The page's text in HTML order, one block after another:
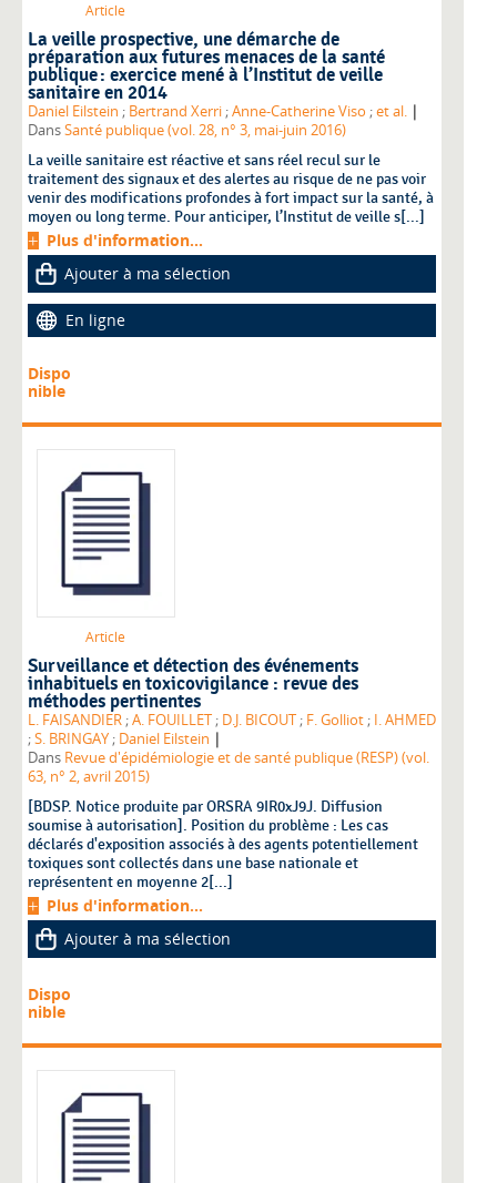
Article
La veille prospective, une démarche de
préparation aux futures menaces de la santé
publique : exercice mené à l’Institut de veille
sanitaire en 2014
Daniel Eilstein ; Bertrand Xerri ;Anne-Catherine Viso ;et al. |
DansSanté publique (vol. 28, n° 3, mai-juin 2016)
La veille sanitaire est réactive et sans réel recul sur le
traitement des signaux et des alertes au risque de ne pas voir
venir des modifications profondes à fort impact sur la santé, à
moyen ou long terme. Pour anticiper, l’Institut de veille s[...]
Plus d'information...
Ajouter à ma sélection
En ligne
Dispo
nible
Article
Surveillance et détection des événements
inhabituels en toxicovigilance : revue des
méthodes pertinentes
L. FAISANDIER;A. FOUILLET; D.J. BICOUT; F. Golliot; I. AHMED
;S. BRINGAY; Daniel Eilstein |
Dans Revue d'épidémiologie et de santé publique (RESP) (vol.
63, n° 2, avril 2015)
[BDSP. Notice produite par ORSRA 9IR0xJ9J. Diffusion
soumise à autorisation]. Position du problème : Les cas
déclarés d'exposition associés à des agents potentiellement
toxiques sont collectés dans une base nationale et
représentent en moyenne 2[...]
Plus d'information...
Ajouter à ma sélection
Dispo
nible